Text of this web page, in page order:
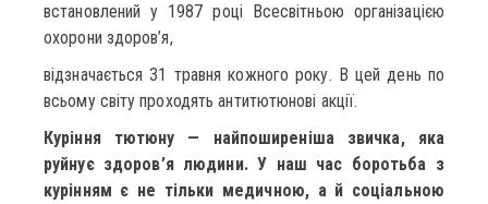
встановлений у 1987 році Всесвітньою організацією
охорони здоров’я,
відзначається 31 травня кожного року. В цей день по
всьому світу проходять антитютюнові акції.
Куріння тютюну — найпоширеніша звичка, яка
руйнує здоров’я людини. У наш час боротьба з
курінням є не тільки медичною, а й соціальною